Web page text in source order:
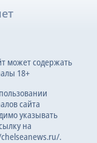
может содержать
18+
сайта
указывать
на
.